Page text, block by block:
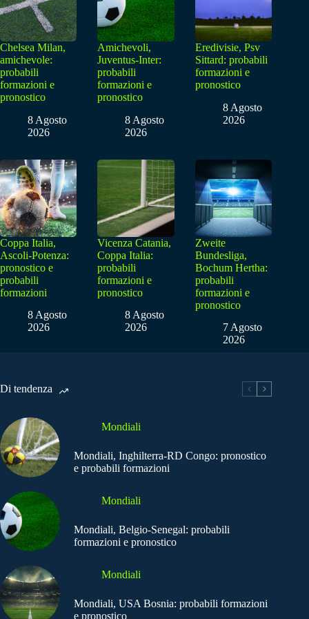
Chelsea Milan,
amichevole:
probabili
formazioni e
pronostico
8 Agosto
2026
Amichevoli,
Juventus-Inter:
probabili
formazioni e
pronostico
8 Agosto
2026
Eredivisie, Psv
Sittard: probabili
formazioni e
pronostico
8 Agosto
2026
Coppa Italia,
Ascoli-Potenza:
pronostico e
probabili
formazioni
8 Agosto
2026
Vicenza Catania,
Coppa Italia:
probabili
formazioni e
pronostico
8 Agosto
2026
Zweite
Bundesliga,
Bochum Hertha:
probabili
formazioni e
pronostico
7 Agosto
2026
Di tendenza
Mondiali
Mondiali, Inghilterra-RD Congo: pronostico
e probabili formazioni
Mondiali
Mondiali, Belgio-Senegal: probabili
formazioni e pronostico
Mondiali
Mondiali, USA Bosnia: probabili formazioni
e pronostico